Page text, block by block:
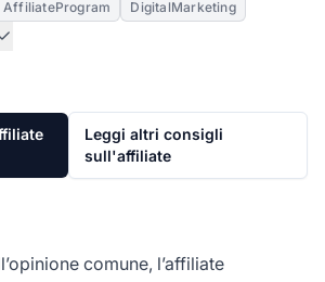
AffiliateProgram
DigitalMarketing
Leggi altri consigli
sull'affiliate
comune, l’affiliate